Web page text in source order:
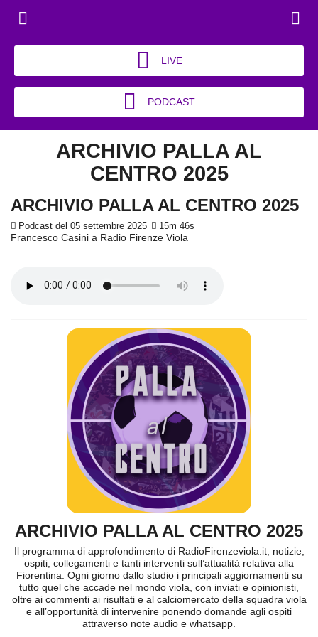
LIVE
PODCAST
ARCHIVIO PALLA AL
CENTRO 2025
ARCHIVIO PALLA AL CENTRO 2025
Podcast del 05 settembre 2025 15m 46s
Francesco Casini a Radio Firenze Viola
ARCHIVIO PALLA AL CENTRO 2025
Il programma di approfondimento di RadioFirenzeviola.it, notizie,
ospiti, collegamenti e tanti interventi sull’attualità relativa alla
Fiorentina. Ogni giorno dallo studio i principali aggiornamenti su
tutto quel che accade nel mondo viola, con inviati e opinionisti,
oltre ai commenti ai risultati e al calciomercato della squadra viola
e all’opportunità di intervenire ponendo domande agli ospiti
attraverso note audio e whatsapp.